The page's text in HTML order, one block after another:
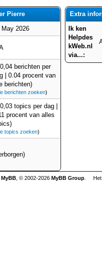
Pierre
May 2026
berichten per
| 0.04 procent van
berichten)
berichten zoeken)
topics per dag |
procent van alles
topics zoeken)
Extra
Ik ken
Helpdes
kWeb.nl
via...:
MyBB , © 2002-2026 MyBB Group